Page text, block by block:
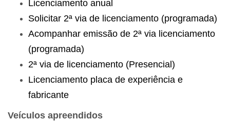
Licenciamento anual
Solicitar 2ª via de licenciamento (programada)
Acompanhar emissão de 2ª via licenciamento
(programada)
2ª via de licenciamento (Presencial)
Licenciamento placa de experiência e
fabricante
Veículos apreendidos